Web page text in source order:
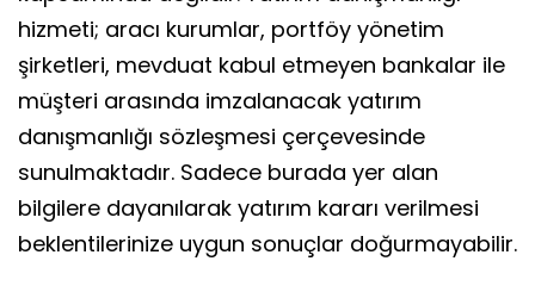
hizmeti; aracı kurumlar, portföy yönetim
şirketleri, mevduat kabul etmeyen bankalar ile
müşteri arasında imzalanacak yatırım
danışmanlığı sözleşmesi çerçevesinde
sunulmaktadır. Sadece burada yer alan
bilgilere dayanılarak yatırım kararı verilmesi
beklentilerinize uygun sonuçlar doğurmayabilir.